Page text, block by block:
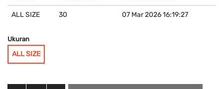
ALL SIZE 30 07 Mar 2026 16:19:27
Ukuran
ALL SIZE